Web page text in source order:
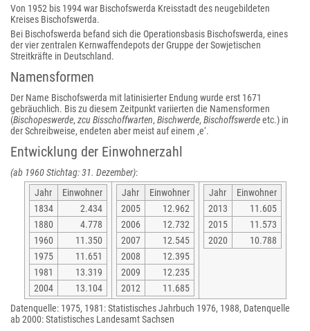
Von 1952 bis 1994 war Bischofswerda Kreisstadt des neugebildeten
Kreises Bischofswerda.
Bei Bischofswerda befand sich die Operationsbasis Bischofswerda, eines
der vier zentralen Kernwaffendepots der Gruppe der Sowjetischen
Streitkräfte in Deutschland.
Namensformen
Der Name Bischofswerda mit latinisierter Endung wurde erst 1671
gebräuchlich. Bis zu diesem Zeitpunkt variierten die Namensformen
(Bischopeswerde, zcu Bisschoffwarten, Bischwerde, Bischoffswerdeetc.) in
der Schreibweise, endeten aber meist auf einem ‚e‘.
Entwicklung der Einwohnerzahl
(ab 1960 Stichtag: 31. Dezember):
Jahr
Einwohner
1834
2.434
1880
4.778
1960
11.350
1975
11.651
1981
13.319
2004
13.104
Jahr
Einwohner
2005
12.962
2006
12.732
2007
12.545
2008
12.395
2009
12.235
2012
11.685
Jahr
Einwohner
2013
11.605
2015
11.573
2020
10.788
Datenquelle: 1975, 1981: Statistisches Jahrbuch 1976, 1988, Datenquelle
ab 2000: Statistisches Landesamt Sachsen